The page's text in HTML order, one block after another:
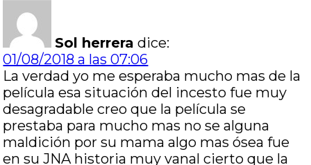
Sol herrera dice:
01/08/2018 a las 07:06
La verdad yo me esperaba mucho mas de la
película esa situación del incesto fue muy
desagradable creo que la película se
prestaba para mucho mas no se alguna
maldición por su mama algo mas ósea fue
en su JNA historia muy vanal cierto que la